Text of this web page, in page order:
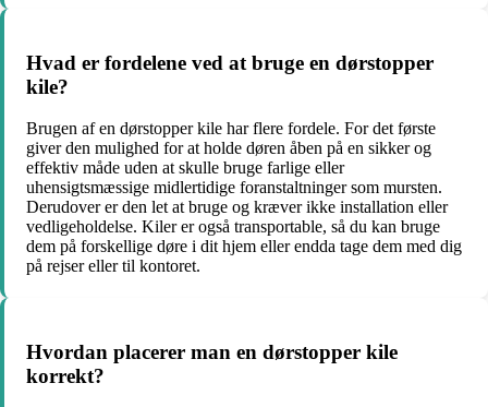
Hvad er fordelene ved at bruge en dørstopper
kile?
Brugen af en dørstopper kile har flere fordele. For det første
giver den mulighed for at holde døren åben på en sikker og
effektiv måde uden at skulle bruge farlige eller
uhensigtsmæssige midlertidige foranstaltninger som mursten.
Derudover er den let at bruge og kræver ikke installation eller
vedligeholdelse. Kiler er også transportable, så du kan bruge
dem på forskellige døre i dit hjem eller endda tage dem med dig
på rejser eller til kontoret.
Hvordan placerer man en dørstopper kile
korrekt?